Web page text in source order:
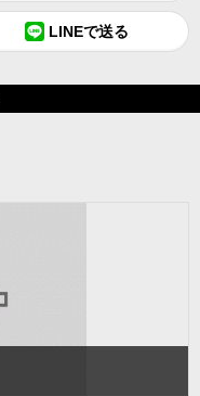
LINEで送る